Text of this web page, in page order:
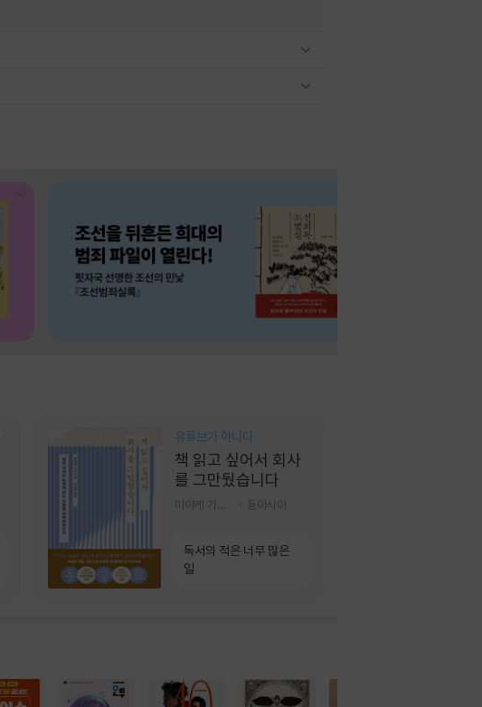
유튜브가 아니다
책 읽고 싶어서 회사
를 그만뒀습니다
동아시아
독서의 적은 너무 많은
일